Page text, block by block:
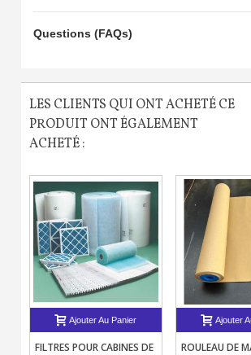
Questions (FAQs)
LES CLIENTS QUI ONT ACHETÉ CE
PRODUIT ONT ÉGALEMENT
ACHETÉ :
Ajouter Au Panier
FILTRES POUR CABINES DE
Ajouter
ROULEAU DE